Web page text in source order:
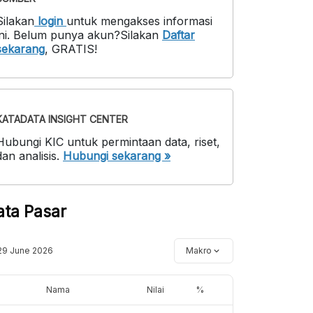
login untuk mengakses informasi
. Belum punya akun?Silakan Daftar
, GRATIS!
INSIGHT CENTER
KIC untuk permintaan data, riset,
analisis. Hubungi sekarang »
Pasar
June 2026 Makro
Nama Nilai %